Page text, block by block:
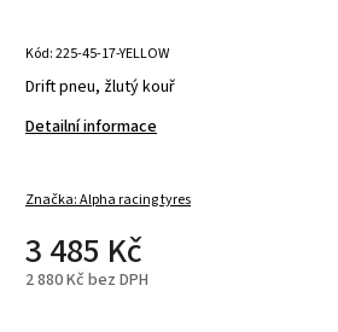
Kód:225-45-17-YELLOW
Drift pneu, žlutý kouř
Detailní informace
Značka:Alpha racing tyres
3 485 Kč
2 880 Kč bez DPH